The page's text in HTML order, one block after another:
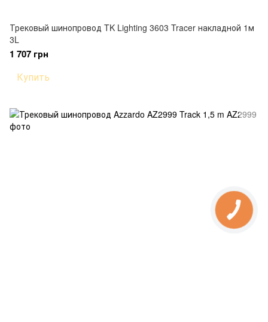
Трековый шинопровод TK Lighting 3603 Tracer накладной 1м
3L
1 707 грн
Купить